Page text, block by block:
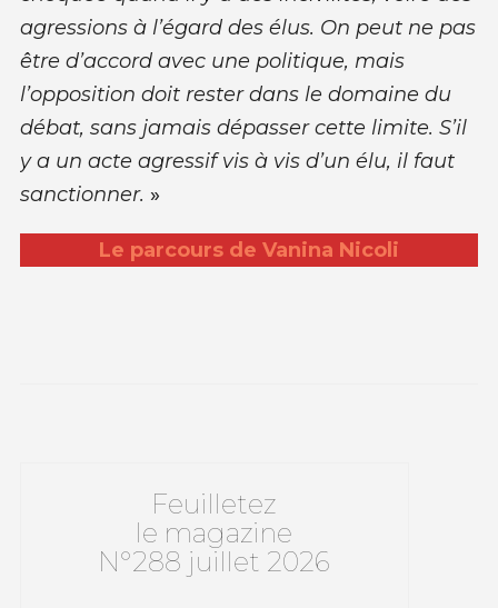
agressions à l’égard des élus. On peut ne pas
être d’accord avec une politique, mais
l’opposition doit rester dans le domaine du
débat, sans jamais dépasser cette limite. S’il
y a un acte agressif vis à vis d’un élu, il faut
sanctionner. »
Le parcours de Vanina Nicoli
Feuilletez
le magazine
N°288 juillet 2026